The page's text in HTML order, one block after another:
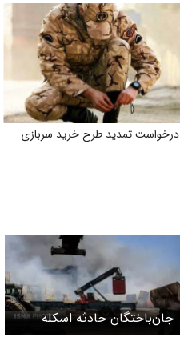
درخواست تمدید طرح خرید سربازی
جان‌باختگان حادثه اسکله
شهید رجایی به ۶۵ نفر رسید/